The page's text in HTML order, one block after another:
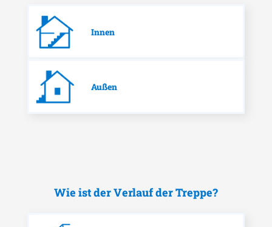
Innen
Außen
Wie ist der Verlauf der Treppe?